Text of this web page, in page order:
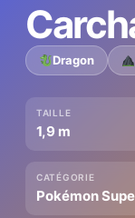
Dragon
TAILLE
1,9 m
CATÉGORIE
Pokémon